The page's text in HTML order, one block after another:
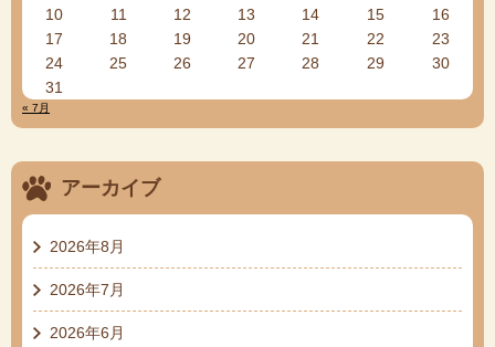
10
11 12 13 14 15
16
17
18 19 20 21 22
23
24
25 26 27 28 29
30
31
« 7月
アーカイブ
2026年8月
2026年7月
2026年6月